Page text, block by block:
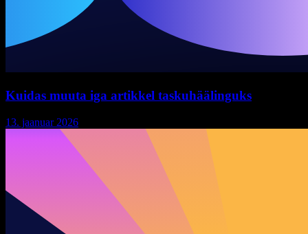
Kuidas muuta iga artikkel taskuhäälinguks
13. jaanuar 2026